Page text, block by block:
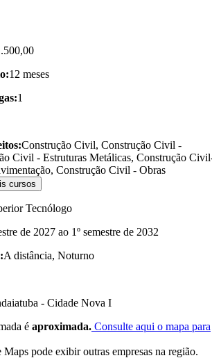
12 meses
1
Construção Civil, Construção Civil -
Civil - Estruturas Metálicas, Construção
Construção Civil - Obras
cursos
Tecnólogo
de 2027 ao 1º semestre de 2032
A distância, Noturno
- Cidade Nova I
é aproximada. Consulte aqui o mapa para
pode exibir outras empresas na região.